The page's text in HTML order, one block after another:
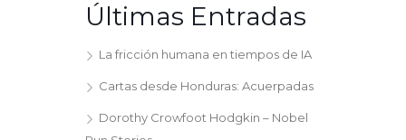
Últimas Entradas
La fricción humana en tiempos de IA
Cartas desde Honduras: Acuerpadas
Dorothy Crowfoot Hodgkin – Nobel